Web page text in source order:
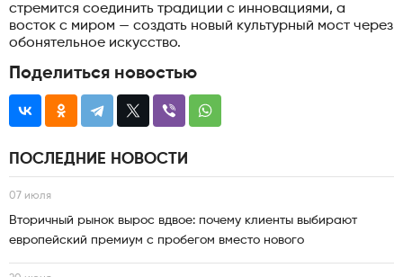
стремится соединить традиции с инновациями, а
восток с миром — создать новый культурный мост через
обонятельное искусство.
Поделиться новостью
ПОСЛЕДНИЕ НОВОСТИ
07 июля
Вторичный рынок вырос вдвое: почему клиенты выбирают
европейский премиум с пробегом вместо нового